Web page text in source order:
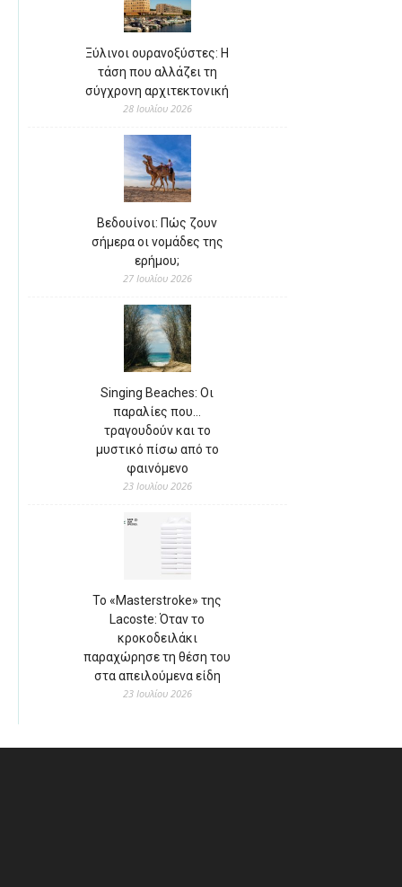
Ξύλινοι ουρανοξύστες: Η
τάση που αλλάζει τη
σύγχρονη αρχιτεκτονική
28 Ιουλίου 2026
Βεδουίνοι: Πώς ζουν
σήμερα οι νομάδες της
ερήμου;
27 Ιουλίου 2026
Singing Beaches: Οι
παραλίες που…
τραγουδούν και το
μυστικό πίσω από το
φαινόμενο
23 Ιουλίου 2026
Το «Masterstroke» της
Lacoste: Όταν το
κροκοδειλάκι
παραχώρησε τη θέση του
στα απειλούμενα είδη
23 Ιουλίου 2026